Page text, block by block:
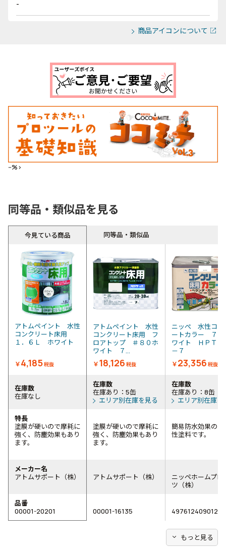
-
商品アイコンについて
--%>
同等品・類似品を見る
今見ている商品 同等品・類似品
アトムペイント 水性
コンクリート床用
１．６Ｌ ホワイト
￥4,185税抜
アトムペイント 水性
コンクリート床用 フ
ロアトップ ＃８０ホ
ワイト ７...
￥18,126 税抜
ニッぺ 水性コン
ートカラー ７
ワイト ＨＰＴ２
－７
￥23,356 税抜
在庫数
在庫なし
在庫数
在庫あり：5缶
エリア別在庫を見る
在庫数
在庫あり：8缶
エリア別在庫を
特長
塗膜が硬いので摩耗に
強く、防塵効果もあり
ます。
塗膜が硬いので摩耗に
強く、防塵効果もあり
ます。
簡易防水効果のあ
性塗料です。
メーカー名
アトムサポート（株）
アトムサポート（株）
ニッペホームプロ
ツ（株）
品番
00001-20201
00001-16135 4976124090127
expand_more もっと見る